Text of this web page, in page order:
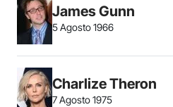
James Gunn
5 Agosto 1966
Charlize Theron
7 Agosto 1975